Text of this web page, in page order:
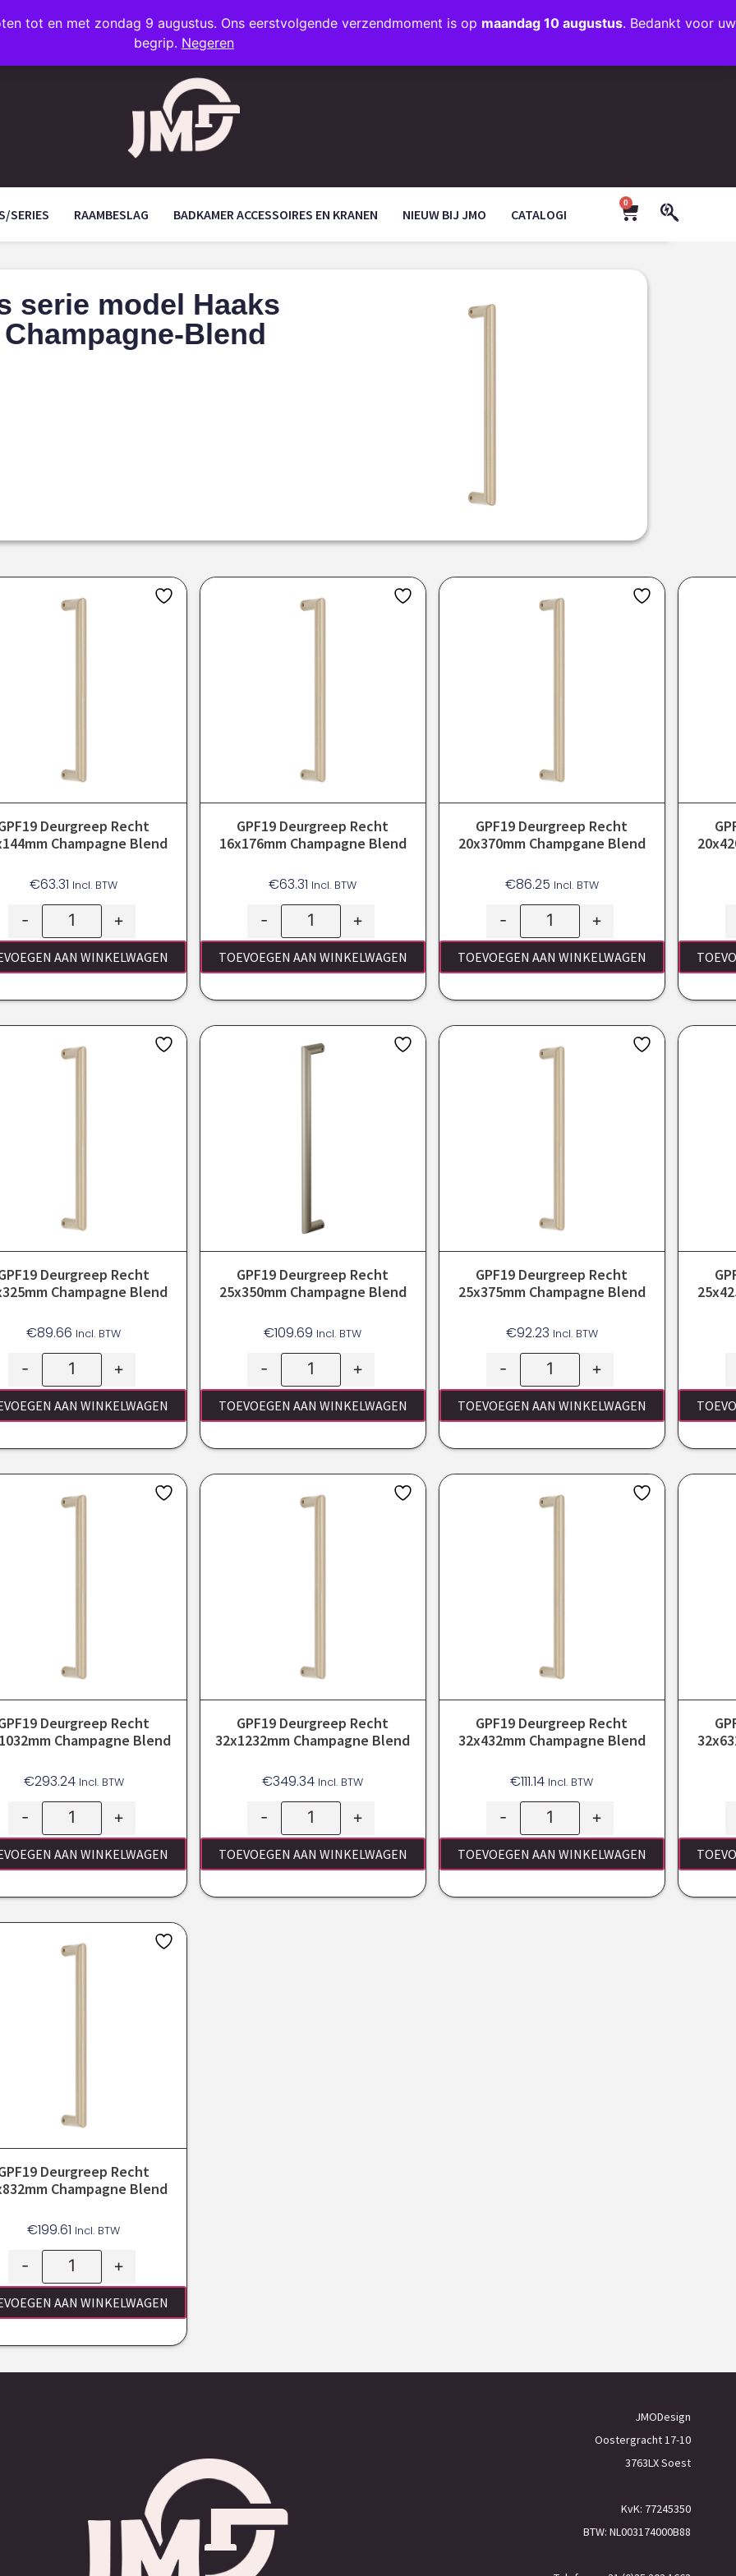
tot en met zondag 9 augustus. Ons eerstvolgende verzendmoment is op maandag 10 augustus. Bedankt voor uw
begrip. Negeren
INFO@JMODESIGN.NL
+31 (0)35 203 1663
SERIES RAAMBESLAG BADKAMER ACCESSOIRES EN KRANEN NIEUW BIJ JMO CATALOGI
0
serie model Haaks
Blend
Deurgreep Recht
Champagne Blend
€63.31 Incl. BTW
- +
AAN WINKELWAGEN
GPF19 Deurgreep Recht
16x176mm Champagne Blend
€63.31 Incl. BTW
- +
TOEVOEGEN AAN WINKELWAGEN
GPF19 Deurgreep Recht
20x370mm Champgane Blend
€86.25 Incl. BTW
- +
TOEVOEGEN AAN WINKELWAGEN
Deurgreep Recht
Champagne Blend
€89.66 Incl. BTW
- +
AAN WINKELWAGEN
GPF19 Deurgreep Recht
25x350mm Champagne Blend
€109.69 Incl. BTW
- +
TOEVOEGEN AAN WINKELWAGEN
GPF19 Deurgreep Recht
25x375mm Champagne Blend
€92.23 Incl. BTW
- +
TOEVOEGEN AAN WINKELWAGEN
Deurgreep Recht
Champagne Blend
€293.24 Incl. BTW
- +
AAN WINKELWAGEN
GPF19 Deurgreep Recht
32x1232mm Champagne Blend
€349.34 Incl. BTW
- +
TOEVOEGEN AAN WINKELWAGEN
GPF19 Deurgreep Recht
32x432mm Champagne Blend
€111.14 Incl. BTW
- +
TOEVOEGEN AAN WINKELWAGEN
Deurgreep Recht
Champagne Blend
€199.61 Incl. BTW
- +
AAN WINKELWAGEN
JMODesign
Oostergracht 17-10
3763LX Soest
KvK: 77245350
BTW: NL003174000B88